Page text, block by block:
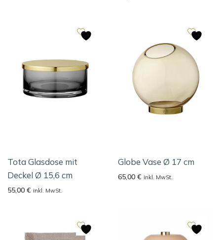
Tota Glasdose mit
Deckel Ø 15,6 cm
55,00 € inkl. MwSt.
Globe Vase Ø 17 cm
65,00 € inkl. MwSt.